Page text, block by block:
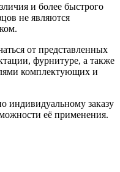
и более быстрого
не являются
от представленных
фурнитуре, а также
комплектующих и
индивидуальному заказу
её применения.